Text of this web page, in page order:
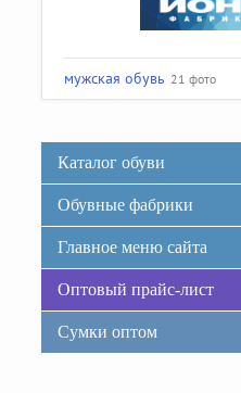
мужская обувь 21 фото
Каталог обуви
Обувные фабрики
Главное меню сайта
Оптовый прайс-лист
Сумки оптом